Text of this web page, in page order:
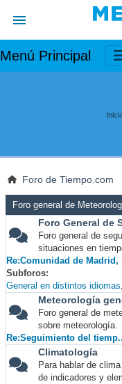
Menú Principal
Foro de Tiempo.com
Foro general de
Foro General de
Foro general de
situaciones en
Re:Comunidad de Madrid,
Subforos
General en distintos idiomas
Meteorología
Foro general de
sobre meteorología.
Re:Seguimiento del
Climatología
Para hablar de
de indicadores y